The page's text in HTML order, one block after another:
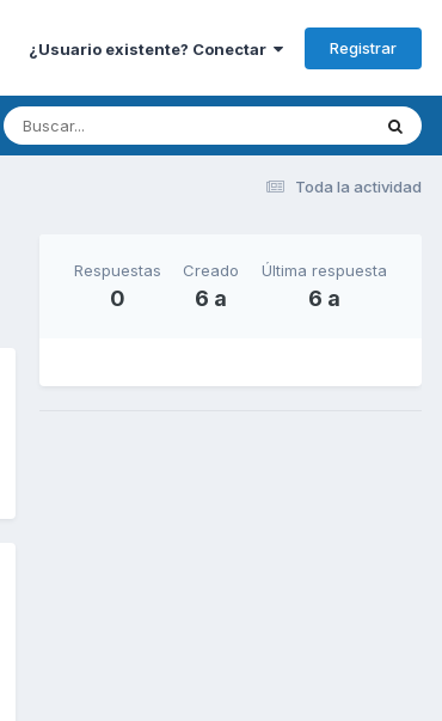
¿Usuario existente? Conectar Registrar
Toda la actividad
Respuestas
0
Creado
6 a
Última respuesta
6 a